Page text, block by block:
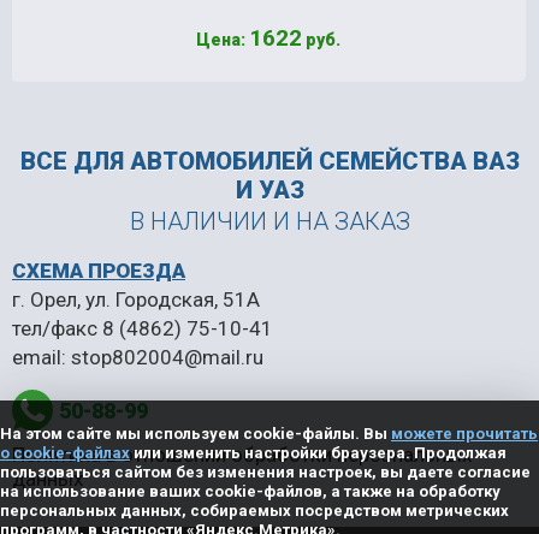
Цена: 1622 руб.
ВСЕ ДЛЯ АВТОМОБИЛЕЙ СЕМЕЙСТВА ВАЗ
И УАЗ
В НАЛИЧИИ И НА ЗАКАЗ
50-88-99
СХЕМА ПРОЕЗДА
г. Орел, ул. Городская, 51А
тел/факс 8 (4862) 75-10-41
email: stop802004@mail.ru
Политика в отношении обработки персональных
данных
На этом сайте мы используем cookie-файлы. Вы можете прочитать
о cookie-файлахили изменить настройки браузера. Продолжая
пользоваться сайтом без изменения настроек, вы даете согласие
на использование ваших cookie-файлов, а также на обработку
персональных данных, собираемых посредством метрических
программ, в частности «Яндекс.Метрика».